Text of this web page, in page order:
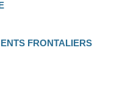
FRONTALIERS